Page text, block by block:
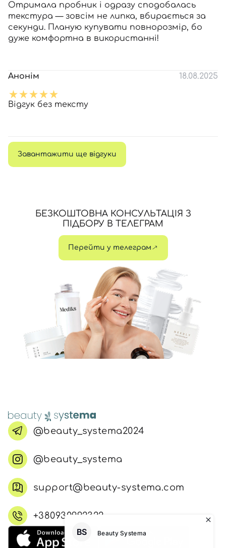
Отримала пробник і одразу сподобалась
текстура — зовсім не липка, вбирається за
секунди. Планую купувати повнорозмір, бо
дуже комфортна в використанні!
Анонім 18.08.2025
Відгук без тексту
Завантажити ще відгуки
БЕЗКОШТОВНА КОНСУЛЬТАЦІЯ З
ПІДБОРУ В ТЕЛЕГРАМ
Перейти у телеграм
@beauty_systema2024
@beauty_systema
support@beauty-systema.com
+380930992322